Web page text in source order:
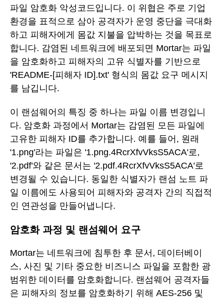
파일 암호화 악성코드입니다. 이 위협은 주로 기업
환경을 표적으로 삼아 공격자가 운영 중단을 극대화
하고 피해자에게 몸값 지불을 압박하는 것을 목표로
합니다. 감염된 네트워크에 배포되면 Mortar는 파일
을 암호화하고 피해자의 고유 식별자를 기반으로
'README-[피해자 ID].txt' 형식의 몸값 요구 메시지
를 남깁니다.
이 랜섬웨어의 특징 중 하나는 파일 이름 변경입니
다. 암호화 과정에서 Mortar는 감염된 모든 파일에
고유한 피해자 ID를 추가합니다. 예를 들어, 원래
'1.png'라는 파일은 '1.png.4RcrXfvVksS5ACA'로,
'2.pdf'와 같은 문서는 '2.pdf.4RcrXfvVksS5ACA'로
변경될 수 있습니다. 동일한 식별자가 랜섬 노트 파
일 이름에도 사용되어 피해자와 공격자 간의 직접적
인 연관성을 만들어냅니다.
암호화 과정 및 랜섬웨어 요구
Mortar는 네트워크에 침투한 후 문서, 데이터베이
스, 사진 및 기타 중요한 비즈니스 파일을 포함한 광
범위한 데이터를 암호화합니다. 랜섬웨어 공격자들
은 피해자의 정보를 암호화하기 위해 AES-256 및